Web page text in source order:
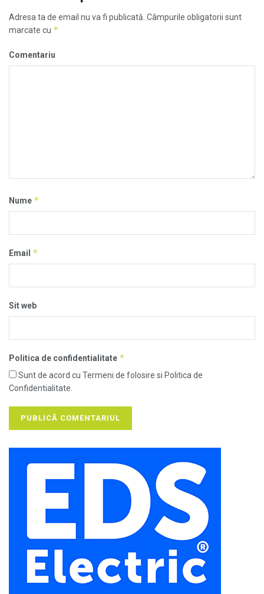
Adresa ta de email nu va fi publicată. Câmpurile obligatorii sunt
marcate cu *
Comentariu
Nume *
Email *
Sit web
Politica de confidentialitate *
Sunt de acord cu Termeni de folosire si Politica de
Confidentialitate.